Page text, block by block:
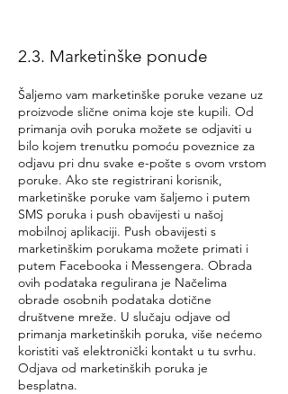
2.3. Marketinške ponude
Šaljemo vam marketinške poruke vezane uz
proizvode slične onima koje ste kupili. Od
primanja ovih poruka možete se odjaviti u
bilo kojem trenutku pomoću poveznice za
odjavu pri dnu svake e-pošte s ovom vrstom
poruke. Ako ste registrirani korisnik,
marketinške poruke vam šaljemo i putem
SMS poruka i push obavijesti u našoj
mobilnoj aplikaciji. Push obavijesti s
marketinškim porukama možete primati i
putem Facebooka i Messengera. Obrada
ovih podataka regulirana je Načelima
obrade osobnih podataka dotične
društvene mreže. U slučaju odjave od
primanja marketinških poruka, više nećemo
koristiti vaš elektronički kontakt u tu svrhu.
Odjava od marketinških poruka je
besplatna.